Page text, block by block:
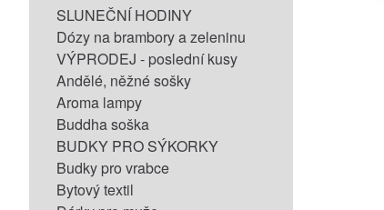
SLUNEČNÍ HODINY
Dózy na brambory a zeleninu
VÝPRODEJ - poslední kusy
Andělé, něžné sošky
Aroma lampy
Buddha soška
BUDKY PRO SÝKORKY
Budky pro vrabce
Bytový textil